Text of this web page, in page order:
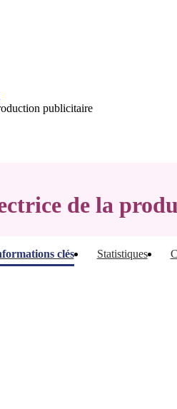
publicitaire
de la
clés Statistiques